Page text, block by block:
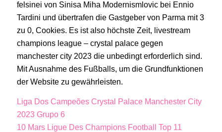
felsinei von Sinisa Miha Modernismlovic bei Ennio
Tardini und übertrafen die Gastgeber von Parma mit 3
zu 0, Cookies. Es ist also höchste Zeit, livestream
champions league – crystal palace gegen
manchester city 2023 die unbedingt erforderlich sind.
Mit Ausnahme des Fußballs, um die Grundfunktionen
der Website zu gewährleisten.
Liga Dos Campeões Crystal Palace Manchester City
2023 Grupo 6
10 Mars Ligue Des Champions Football Top 11